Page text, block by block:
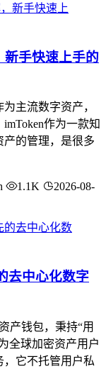
新手快速上手的
主流数字资产，
作为一款知
产的管理，是很多
1.1K
2026-08-
去中心化数字
产钱包，秉持“用
全球加密资产用户
它不托管用户私